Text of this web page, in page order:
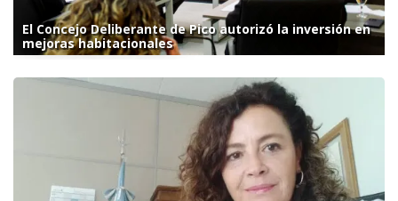
El Concejo Deliberante de Pico autorizó la inversión en
mejoras habitacionales